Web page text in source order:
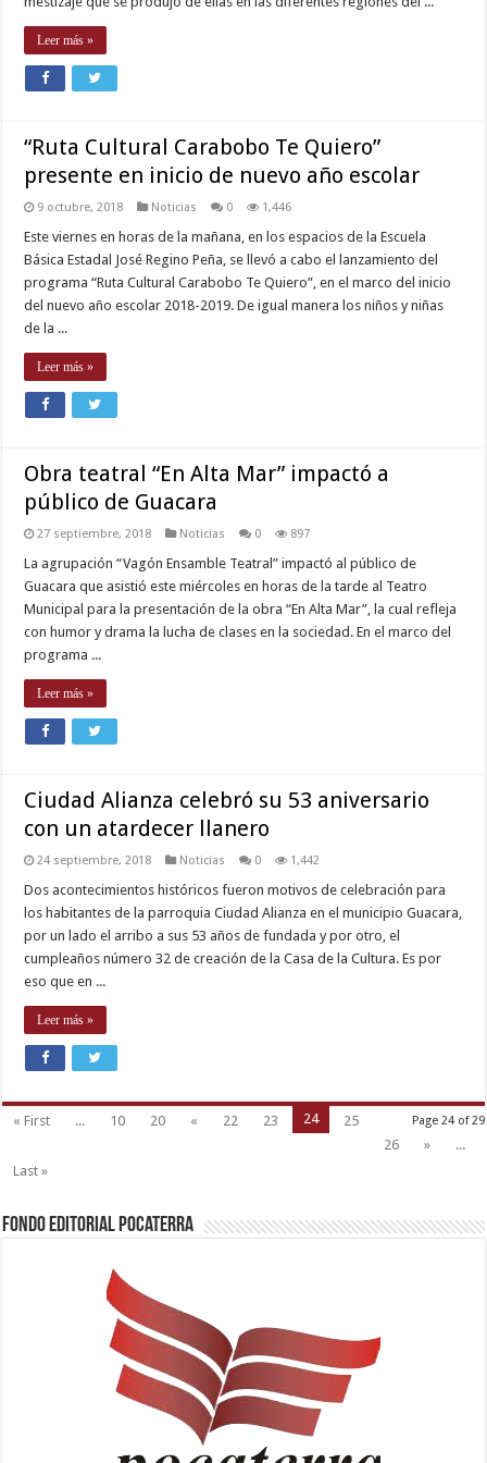
Leer más »
“Ruta Cultural Carabobo Te Quiero”
presente en inicio de nuevo año escolar
9 octubre, 2018 Noticias 0 1,446
Este viernes en horas de la mañana, en los espacios de la Escuela
Básica Estadal José Regino Peña, se llevó a cabo el lanzamiento del
programa “Ruta Cultural Carabobo Te Quiero”, en el marco del inicio
del nuevo año escolar 2018-2019. De igual manera los niños y niñas
de la ...
Leer más »
Obra teatral “En Alta Mar” impactó a
público de Guacara
27 septiembre, 2018 Noticias 0 897
La agrupación “Vagón Ensamble Teatral” impactó al público de
Guacara que asistió este miércoles en horas de la tarde al Teatro
Municipal para la presentación de la obra “En Alta Mar”, la cual refleja
con humor y drama la lucha de clases en la sociedad. En el marco del
programa ...
Leer más »
Ciudad Alianza celebró su 53 aniversario
con un atardecer llanero
24 septiembre, 2018 Noticias 0 1,442
Dos acontecimientos históricos fueron motivos de celebración para
los habitantes de la parroquia Ciudad Alianza en el municipio Guacara,
por un lado el arribo a sus 53 años de fundada y por otro, el
cumpleaños número 32 de creación de la Casa de la Cultura. Es por
eso que en ...
Leer más »
Page 24 of 29
« First ... 10 20 « 22 23 24
25
26
»
...
Last »
Fondo Editorial Pocaterra